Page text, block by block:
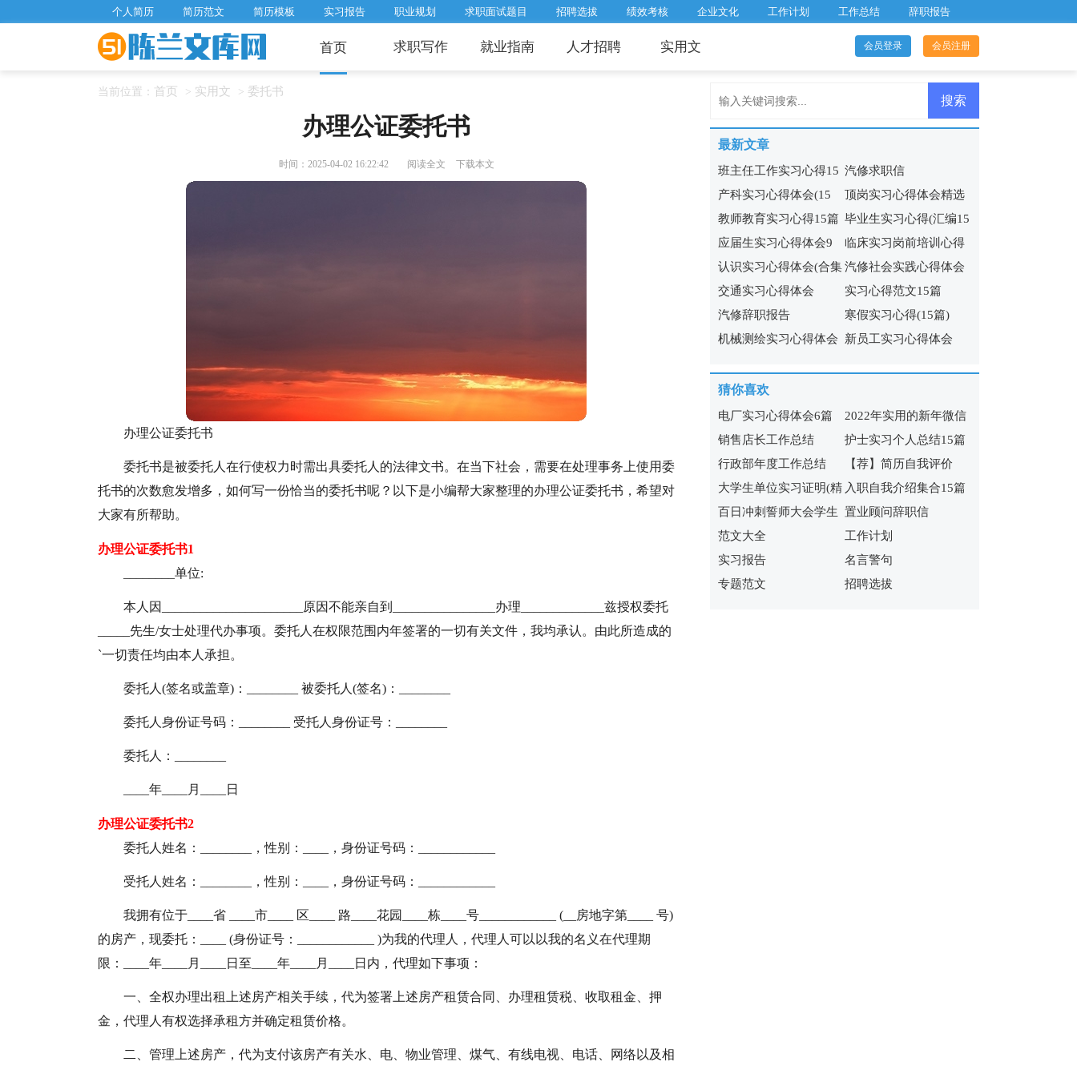
个人简历 简历范文 简历模板 实习报告 职业规划 求职面试题目 招聘选拔 绩效考核 企业文化 工作计划 工作总结 辞职报告
首页 求职写作 就业指南 人才招聘 实用文 会员登录 会员注册
当前位置： 首页 > 实用文 > 委托书
办理公证委托书
时间：2025-04-02 16:22:42 阅读全文 下载本文
办理公证委托书
委托书是被委托人在行使权力时需出具委托人的法律文书。在当下社会，需要在处理事务上使用委
托书的次数愈发增多，如何写一份恰当的委托书呢？以下是小编帮大家整理的办理公证委托书，希望对
大家有所帮助。
办理公证委托书1
________单位:
本人因______________________原因不能亲自到________________办理_____________兹授权委托
_____先生/女士处理代办事项。委托人在权限范围内年签署的一切有关文件，我均承认。由此所造成的
`一切责任均由本人承担。
委托人(签名或盖章)：________ 被委托人(签名)：________
委托人身份证号码：________ 受托人身份证号：________
委托人：________
____年____月____日
办理公证委托书2
委托人姓名：________，性别：____，身份证号码：____________
受托人姓名：________，性别：____，身份证号码：____________
我拥有位于____省 ____市____ 区____ 路____花园____栋____号____________ (__房地字第____ 号)
的房产，现委托：____ (身份证号：____________ )为我的代理人，代理人可以以我的名义在代理期
限：____年____月____日至____年____月____日内，代理如下事项：
一、全权办理出租上述房产相关手续，代为签署上述房产租赁合同、办理租赁税、收取租金、押
金，代理人有权选择承租方并确定租赁价格。
二、管理上述房产，代为支付该房产有关水、电、物业管理、煤气、有线电视、电话、网络以及相
最新文章
班主任工作实习心得15
篇
汽修求职信
产科实习心得体会(15
篇)
顶岗实习心得体会精选
15篇
教师教育实习心得15篇 毕业生实习心得(汇编15
篇)
应届生实习心得体会9
篇
临床实习岗前培训心得
体会
认识实习心得体会(合集
15篇)
汽修社会实践心得体会
(5篇)
交通实习心得体会
实习心得范文15篇
汽修辞职报告
寒假实习心得(15篇)
机械测绘实习心得体会
新员工实习心得体会
猜你喜欢
电厂实习心得体会6篇
2022年实用的新年微信
祝福语65句
销售店长工作总结
护士实习个人总结15篇
行政部年度工作总结
【荐】简历自我评价
大学生单位实习证明(精
选15篇)
入职自我介绍集合15篇
百日冲刺誓师大会学生
发言稿
置业顾问辞职信
范文大全
工作计划
实习报告
名言警句
专题范文
招聘选拔